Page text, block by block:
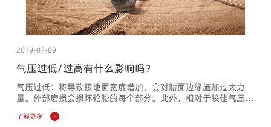
2019-07-09
气压过低/过高有什么影响吗？
气压过低：将导致接地面宽度增加，会对胎面边缘施加过大力
量。外部磨损会损坏轮胎的每个部分。此外，相对于较佳气压，
气压过低也将导致胎侧斜度增加，这非常危险。气压过高：由于
轮胎的形状膨胀，就像气球一样，力量将会集中于中心位置。接
了解更多